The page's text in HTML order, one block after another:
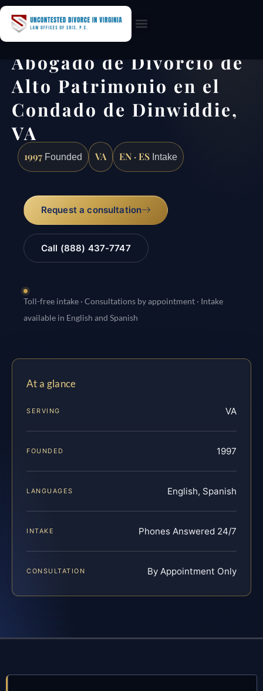
Abogado de Divorcio de
Alto Patrimonio en el
Condado de Dinwiddie,
VA
1997 Founded VA EN · ES Intake
Request a consultation
Call (888) 437-7747
Toll-free intake · Consultations by appointment · Intake
available in English and Spanish
At a glance
SERVING VA
FOUNDED 1997
LANGUAGES English, Spanish
INTAKE Phones Answered 24/7
CONSULTATION By Appointment Only